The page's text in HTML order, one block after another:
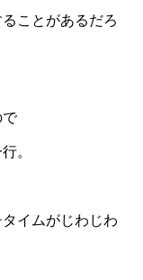
ことがあるだろ
で
。
イムがじわじわ